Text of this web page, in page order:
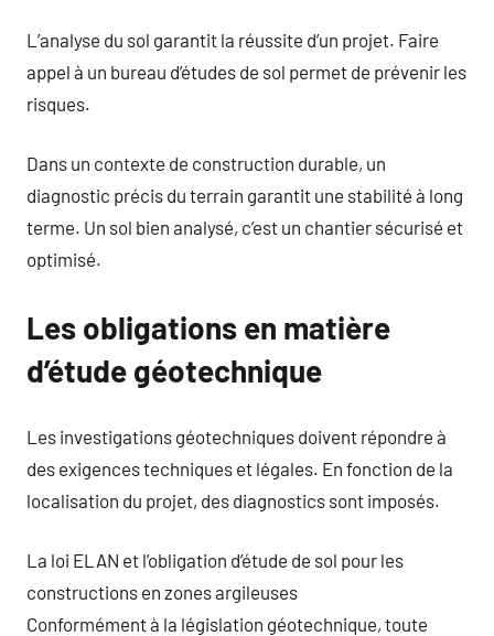
L’analyse du sol garantit la réussite d’un projet. Faire
appel à un bureau d’études de sol permet de prévenir les
risques.
Dans un contexte de construction durable, un
diagnostic précis du terrain garantit une stabilité à long
terme. Un sol bien analysé, c’est un chantier sécurisé et
optimisé.
Les obligations en matière
d’étude géotechnique
Les investigations géotechniques doivent répondre à
des exigences techniques et légales. En fonction de la
localisation du projet, des diagnostics sont imposés.
La loi ELAN et l’obligation d’étude de sol pour les
constructions en zones argileuses
Conformément à la législation géotechnique, toute